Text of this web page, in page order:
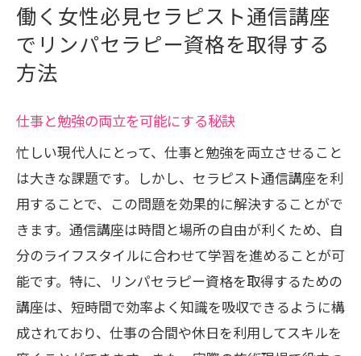
働く女性必見セラピスト通信講座
でリンパセラピー資格を取得する
方法
仕事と勉強の両立を可能にする秘訣
忙しい現代人にとって、仕事と勉強を両立させること
は大きな課題です。しかし、セラピスト通信講座を利
用することで、この問題を効果的に解決することがで
きます。通信講座は時間と場所の自由が利くため、自
分のライフスタイルに合わせて学習を進めることが可
能です。特に、リンパセラピー資格を取得するための
講座は、短時間で効率よく知識を吸収できるように構
成されており、仕事の合間や休日を利用してスキルを